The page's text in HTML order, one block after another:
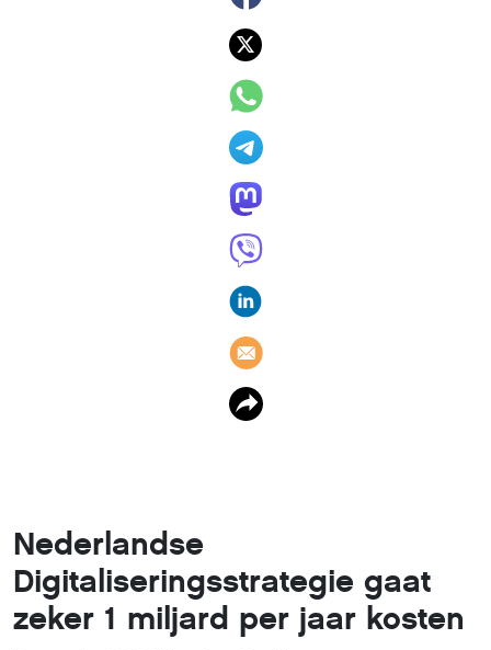
Nederlandse
Digitaliseringsstrategie gaat
zeker 1 miljard per jaar kosten